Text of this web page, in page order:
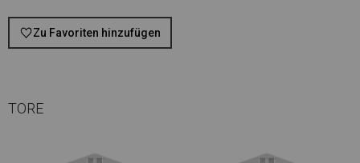
Zu Favoriten hinzufügen
TORE